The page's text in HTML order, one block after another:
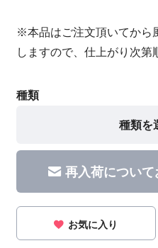
※本品はご注文頂いてから
しますので、仕上がり次第
種類
種類を
再入荷につい
お気に入り